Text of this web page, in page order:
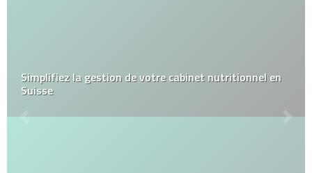
Simplifiez la gestion de votre cabinet nutritionnel en
Suisse